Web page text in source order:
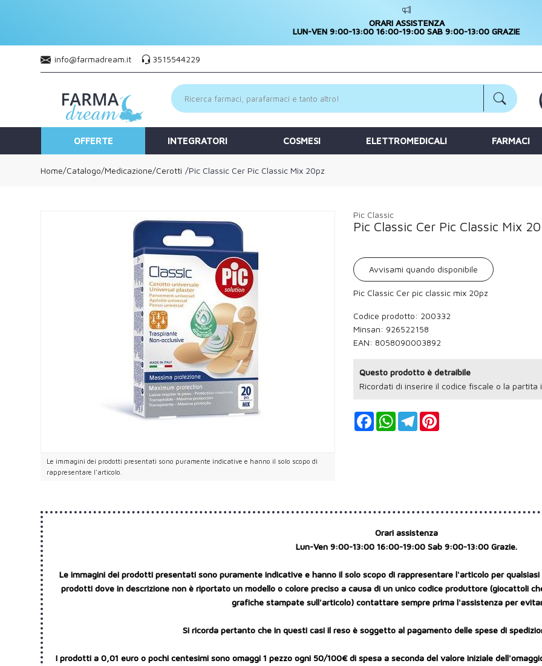
ORARI ASSISTENZA
LUN-VEN 9:00-13:00 16:00-19:00 SAB 9:00-13:00 GRAZIE
info@farmadream.it 3515544229
OFFERTE INTEGRATORI COSMESI ELETTROMEDICALI FARMACI
Home Catalogo/Medicazione/Cerotti Pic Classic Cer Pic Classic Mix 20pz
Le immagini dei prodotti presentati sono puramente indicative e hanno il solo scopo di
rappresentare l'articolo.
Pic Classic
Pic Classic Cer Pic Classic Mix
Avvisami quando disponibile
Pic Classic Cer pic classic mix 20pz
Codice prodotto: 200332
Minsan: 926522158
EAN: 8058090003892
Questo prodotto è detraibile
Ricordati di inserire il codice fiscale o la
FacebookWhatsAppTelegramPinterest
Orari assistenza
Lun-Ven 9:00-13:00 16:00-19:00 Sab 9:00-13:00 Grazie.
Le immagini dei prodotti presentati sono puramente indicative e hanno il solo scopo di rappresentare l'articolo per
prodotti dove in descrizione non è riportato un modello o colore preciso a causa di un unico codice produttore (giocattoli
grafiche stampate sull'articolo) contattare sempre prima l'assistenza per
Si ricorda pertanto che in questi casi il reso è soggetto al pagamento delle spese di
I prodotti a 0,01 euro o pochi centesimi sono omaggi 1 pezzo ogni 50/100€ di spesa a seconda del valore iniziale